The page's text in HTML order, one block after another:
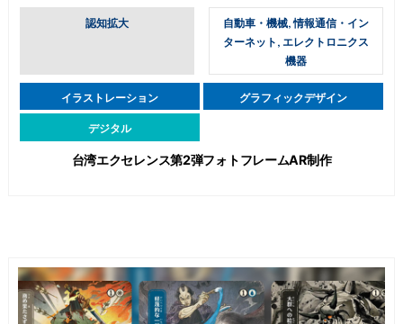
認知拡大
自動車・機械, 情報通信・イン
ターネット, エレクトロニクス
機器
イラストレーション グラフィックデザイン
デジタル
台湾エクセレンス第2弾フォトフレームAR制作